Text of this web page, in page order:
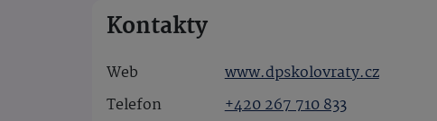
Kontakty
Web
www.dpskolovraty.cz
Telefon
+420 267 710 833